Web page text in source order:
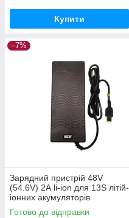
Купити
–7%
Зарядний пристрій 48V
(54.6V) 2А li-ion для 13S літій-
іонних акумуляторів
Готово до відправки